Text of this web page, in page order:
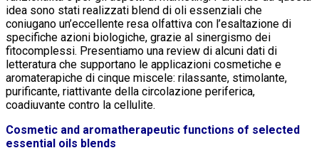
idea sono stati realizzati blend di oli essenziali che
coniugano un’eccellente resa olfattiva con l’esaltazione di
specifiche azioni biologiche, grazie al sinergismo dei
fitocomplessi. Presentiamo una review di alcuni dati di
letteratura che supportano le applicazioni cosmetiche e
aromaterapiche di cinque miscele: rilassante, stimolante,
purificante, riattivante della circolazione periferica,
coadiuvante contro la cellulite.
Cosmetic and aromatherapeutic functions of selected
essential oils blends